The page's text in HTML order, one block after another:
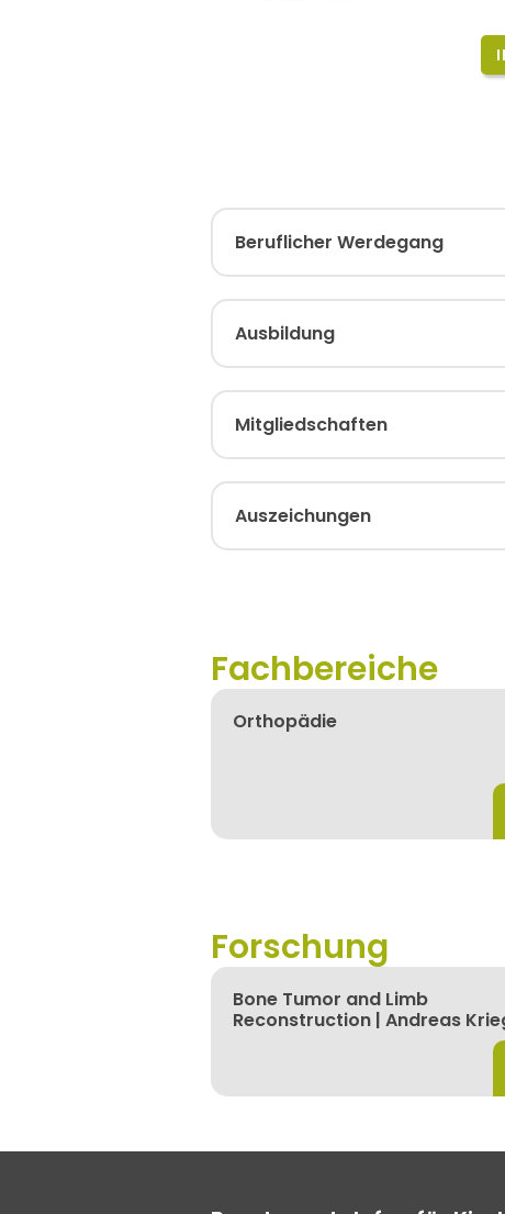
Beruflicher Werdegang
Ausbildung
Mitgliedschaften
Auszeichungen
Fachbereiche
Orthopädie
Forschung
Bone Tumor and Limb
Reconstruction | Andreas